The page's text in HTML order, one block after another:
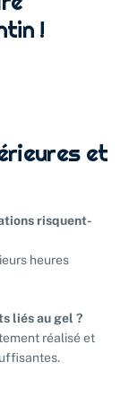
!
et
risquent-
heures
liés au gel ?
réalisé et